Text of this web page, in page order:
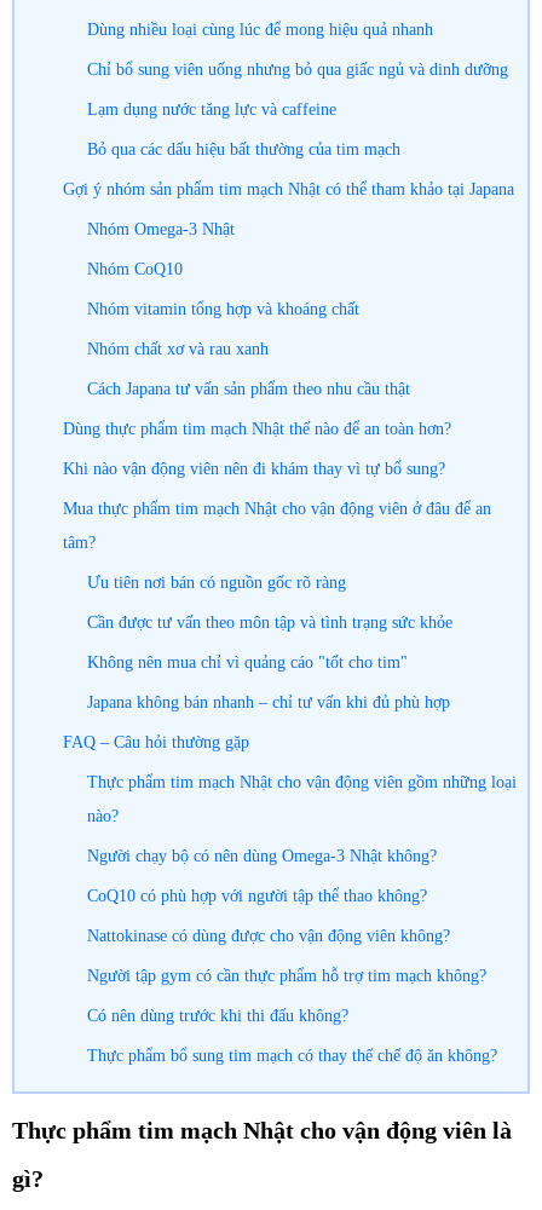
Dùng nhiều loại cùng lúc để mong hiệu quả nhanh
Chỉ bổ sung viên uống nhưng bỏ qua giấc ngủ và dinh dưỡng
Lạm dụng nước tăng lực và caffeine
Bỏ qua các dấu hiệu bất thường của tim mạch
Gợi ý nhóm sản phẩm tim mạch Nhật có thể tham khảo tại Japana
Nhóm Omega-3 Nhật
Nhóm CoQ10
Nhóm vitamin tổng hợp và khoáng chất
Nhóm chất xơ và rau xanh
Cách Japana tư vấn sản phẩm theo nhu cầu thật
Dùng thực phẩm tim mạch Nhật thế nào để an toàn hơn?
Khi nào vận động viên nên đi khám thay vì tự bổ sung?
Mua thực phẩm tim mạch Nhật cho vận động viên ở đâu để an
tâm?
Ưu tiên nơi bán có nguồn gốc rõ ràng
Cần được tư vấn theo môn tập và tình trạng sức khỏe
Không nên mua chỉ vì quảng cáo "tốt cho tim"
Japana không bán nhanh – chỉ tư vấn khi đủ phù hợp
FAQ – Câu hỏi thường gặp
Thực phẩm tim mạch Nhật cho vận động viên gồm những loại
nào?
Người chạy bộ có nên dùng Omega-3 Nhật không?
CoQ10 có phù hợp với người tập thể thao không?
Nattokinase có dùng được cho vận động viên không?
Người tập gym có cần thực phẩm hỗ trợ tim mạch không?
Có nên dùng trước khi thi đấu không?
Thực phẩm bổ sung tim mạch có thay thế chế độ ăn không?
Thực phẩm tim mạch Nhật cho vận động viên là
gì?